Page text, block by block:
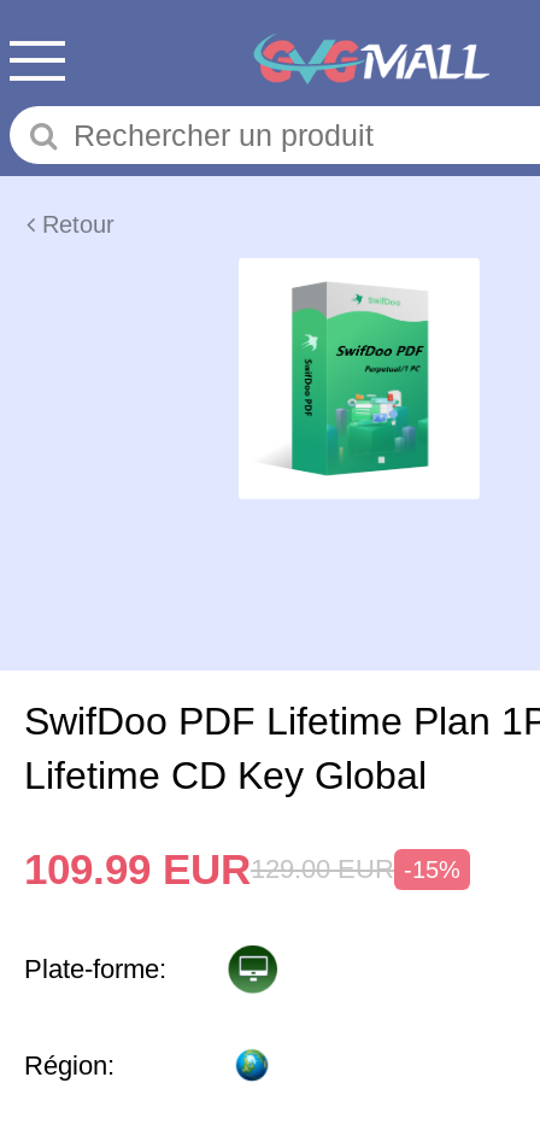
Retour
SwifDoo PDF Lifetime Plan
Lifetime CD Key Global
109.99 EUR129.00 EUR -15%
Plate-forme:
Région: